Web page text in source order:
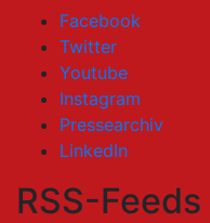
Facebook
Twitter
Youtube
Instagram
Pressearchiv
LinkedIn
RSS-Feeds